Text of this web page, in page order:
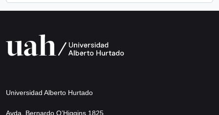
Universidad Alberto Hurtado
Avda. Bernardo O’Higgins 1825